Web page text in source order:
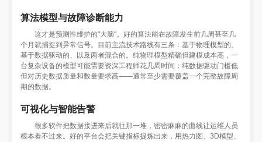
算法模型与故障诊断能力
这才是预测性维护的"大脑"。好的算法能在故障发生前几周甚至几
个月就捕捉到异常信号。目前主流技术路线有三条：基于物理模型的、
基于数据驱动的、以及两者混合的。纯物理模型精确但建模成本高，一
台复杂设备的模型可能需要资深工程师花几周时间；纯数据驱动门槛低
但对历史数据质量和数量要求高——通常至少需要覆盖一个完整故障周
期的数据。
可视化与智能告警
很多软件把数据接进来后就往那一堆，密密麻麻的曲线让运维人员
根本看不过来。好的平台会把关键指标提炼出来，用热力图、3D模型、